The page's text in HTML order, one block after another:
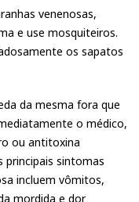
venenosas,
e use mosquiteiros.
os sapatos
da mesma fora que
o médico,
ou antitoxina
principais sintomas
incluem vômitos,
mordida e dor